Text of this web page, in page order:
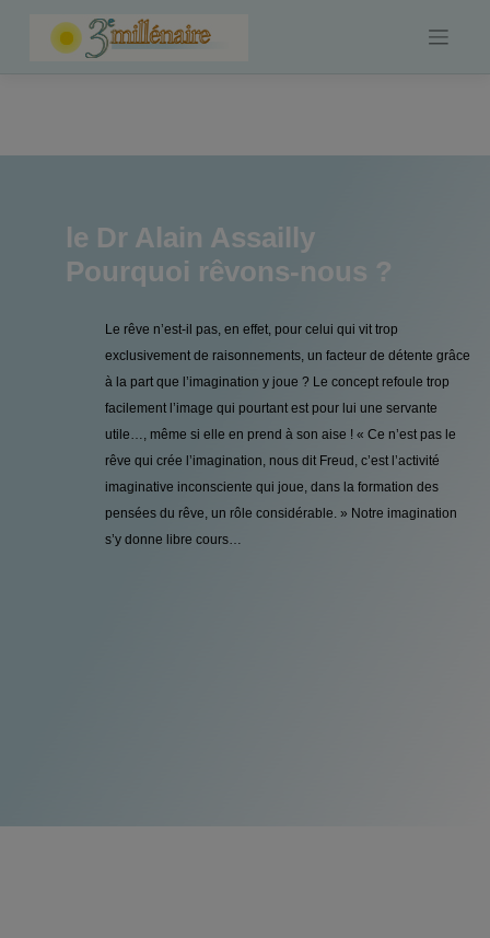
le Dr Alain Assailly
Pourquoi rêvons-nous ?
Le rêve n’est-il pas, en effet, pour celui qui vit trop
exclusivement de raisonnements, un facteur de détente grâce
à la part que l’imagination y joue ? Le concept refoule trop
facilement l’image qui pourtant est pour lui une servante
utile…, même si elle en prend à son aise ! « Ce n’est pas le
rêve qui crée l’imagination, nous dit Freud, c’est l’activité
imaginative inconsciente qui joue, dans la formation des
pensées du rêve, un rôle considérable. » Notre imagination
s’y donne libre cours…